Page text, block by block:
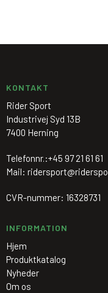
KONTAKT
Rider Sport
Industrivej Syd 13B
7400 Herning
Telefonnr.:+45 97 21 61 61
Mail:
CVR-nummer: 16328731
INFORMATION
Hjem
Produktkatalog
Nyheder
Om os